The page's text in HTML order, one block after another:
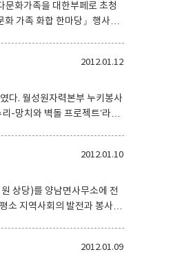
화가족을 대한부페로 초청
가족 화합 한마당』행사를
족지원위원회 위원, 다문화
쉬운 범죄유형과 이에 대처
여 지원
2012.01.12
봉사
-망치와 벽돌 프로젝트’라는
지붕을 교체했으며 전면창호
하였다. 이경익 양
2012.01.10
상당)를 양남면사무소에 전
게 보냈으면 한다.”고 하셨으
2012.01.09